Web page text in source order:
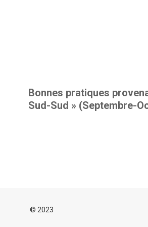
Bonnes pratiques
Sud-Sud » (Septembre-
© 2023